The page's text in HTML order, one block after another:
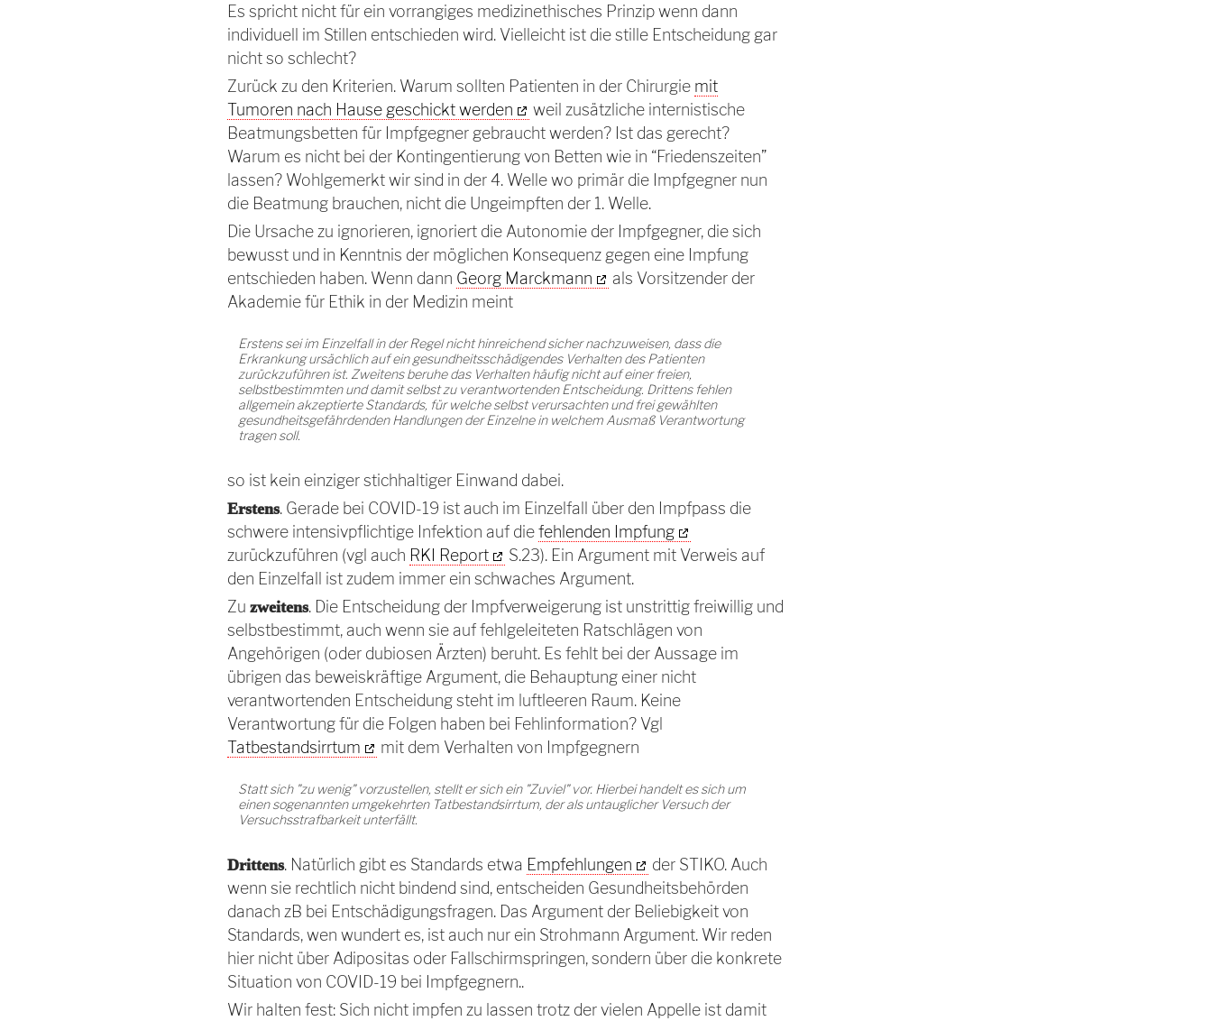
Es spricht nicht für ein vorrangiges medizinethisches Prinzip wenn dann
individuell im Stillen entschieden wird. Vielleicht ist die stille Entscheidung gar
nicht so schlecht?
Zurück zu den Kriterien. Warum sollten Patienten in der Chirurgie mit
Tumoren nach Hause geschickt werden
weil zusätzliche internistische
Beatmungsbetten für Impfgegner gebraucht werden? Ist das gerecht?
Warum es nicht bei der Kontingentierung von Betten wie in “Friedenszeiten”
lassen? Wohlgemerkt wir sind in der 4. Welle wo primär die Impfgegner nun
die Beatmung brauchen, nicht die Ungeimpften der 1. Welle.
Die Ursache zu ignorieren, ignoriert die Autonomie der Impfgegner, die sich
bewusst und in Kenntnis der möglichen Konsequenz gegen eine Impfung
entschieden haben. Wenn dann Georg Marckmann
als Vorsitzender der
Akademie für Ethik in der Medizin meint
Erstens sei im Einzelfall in der Regel nicht hinreichend sicher nachzuweisen, dass die
Erkrankung ursächlich auf ein gesundheitsschädigendes Verhalten des Patienten
zurückzuführen ist. Zweitens beruhe das Verhalten häufig nicht auf einer freien,
selbstbestimmten und damit selbst zu verantwortenden Entscheidung. Drittens fehlen
allgemein akzeptierte Standards, für welche selbst verursachten und frei gewählten
gesundheitsgefährdenden Handlungen der Einzelne in welchem Ausmaß Verantwortung
tragen soll.
so ist kein einziger stichhaltiger Einwand dabei.
Erstens. Gerade bei COVID-19 ist auch im Einzelfall über den Impfpass die
schwere intensivpflichtige Infektion auf diefehlenden Impfung
zurückzuführen (vgl auch RKI Report
S.23). Ein Argument mit Verweis auf
den Einzelfall ist zudem immer ein schwaches Argument.
Zu zweitens. Die Entscheidung der Impfverweigerung ist unstrittig freiwillig und
selbstbestimmt, auch wenn sie auf fehlgeleiteten Ratschlägen von
Angehörigen (oder dubiosen Ärzten) beruht. Es fehlt bei der Aussage im
übrigen das beweiskräftige Argument, die Behauptung einer nicht
verantwortenden Entscheidung steht im luftleeren Raum. Keine
Verantwortung für die Folgen haben bei Fehlinformation? Vgl
Tatbestandsirrtum
mit dem Verhalten von Impfgegnern
Statt sich "zu wenig" vorzustellen, stellt er sich ein "Zuviel" vor. Hierbei handelt es sich um
einen sogenannten umgekehrten Tatbestandsirrtum, der als untauglicher Versuch der
Versuchsstrafbarkeit unterfällt.
Drittens. Natürlich gibt es Standards etwa Empfehlungen
der STIKO. Auch
wenn sie rechtlich nicht bindend sind, entscheiden Gesundheitsbehörden
danach zB bei Entschädigungsfragen. Das Argument der Beliebigkeit von
Standards, wen wundert es, ist auch nur ein Strohmann Argument. Wir reden
hier nicht über Adipositas oder Fallschirmspringen, sondern über die konkrete
Situation von COVID-19 bei Impfgegnern..
Wir halten fest: Sich nicht impfen zu lassen trotz der vielen Appelle ist damit